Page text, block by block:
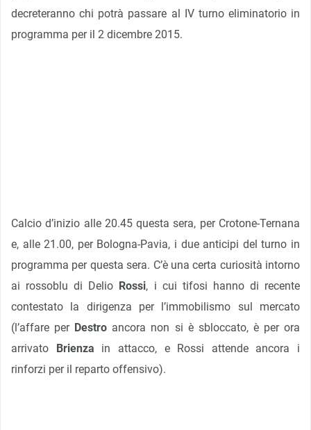
decreteranno chi potrà passare al IV turno eliminatorio in
programma per il 2 dicembre 2015.
Calcio d’inizio alle 20.45 questa sera, per Crotone-Ternana
e, alle 21.00, per Bologna-Pavia, i due anticipi del turno in
programma per questa sera. C’è una certa curiosità intorno
ai rossoblu di Delio Rossi, i cui tifosi hanno di recente
contestato la dirigenza per l’immobilismo sul mercato
(l’affare per Destro ancora non si è sbloccato, è per ora
arrivato Brienza in attacco, e Rossi attende ancora i
rinforzi per il reparto offensivo).